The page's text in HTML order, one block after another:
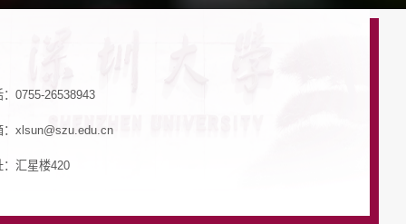
：0755-26538943
：xlsun@szu.edu.cn
：汇星楼420